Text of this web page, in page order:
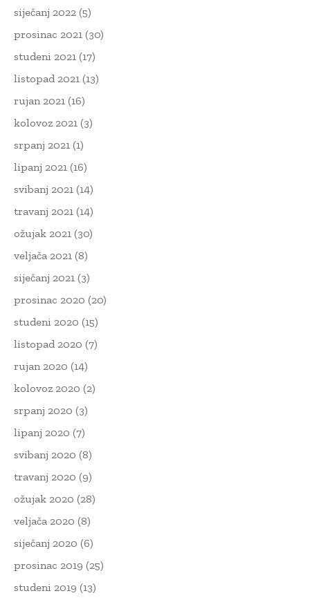
siječanj 2022 (5)
prosinac 2021 (30)
studeni 2021 (17)
listopad 2021 (13)
rujan 2021 (16)
kolovoz 2021 (3)
srpanj 2021 (1)
lipanj 2021 (16)
svibanj 2021 (14)
travanj 2021 (14)
ožujak 2021 (30)
veljača 2021 (8)
siječanj 2021 (3)
prosinac 2020 (20)
studeni 2020 (15)
listopad 2020 (7)
rujan 2020 (14)
kolovoz 2020 (2)
srpanj 2020 (3)
lipanj 2020 (7)
svibanj 2020 (8)
travanj 2020 (9)
ožujak 2020 (28)
veljača 2020 (8)
siječanj 2020 (6)
prosinac 2019 (25)
studeni 2019 (13)